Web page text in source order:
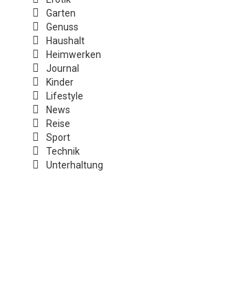
Garten
Genuss
Haushalt
Heimwerken
Journal
Kinder
Lifestyle
News
Reise
Sport
Technik
Unterhaltung